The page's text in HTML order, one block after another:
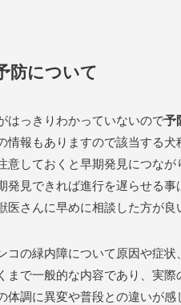
防について
はっきりわかっていないので予
情報もありますので該当する
意しておくと早期発見につな
発見できれば進行を遅らせる
医さんに早めに相談した方が良
コの緑内障について原因や症
まで一般的な内容であり、実
体調に異変や普段との違いが